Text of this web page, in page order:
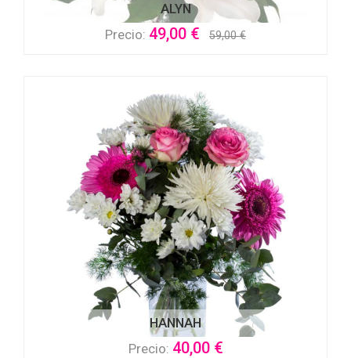
ALYN
Precio: 49,00 € 59,00 €
HANNAH
Precio: 40,00 €